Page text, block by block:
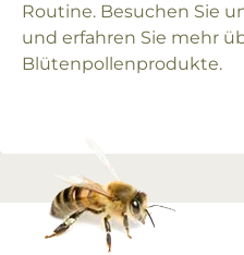
Routine. Besuchen Sie
und erfahren Sie mehr
Blütenpollenprodukte.